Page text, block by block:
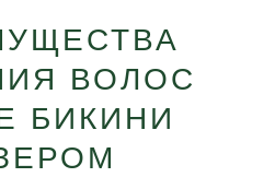
ВОЛОС
БИКИНИ